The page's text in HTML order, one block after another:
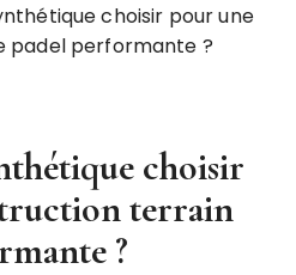
choisir pour une
padel performante ?
choisir
terrain
?